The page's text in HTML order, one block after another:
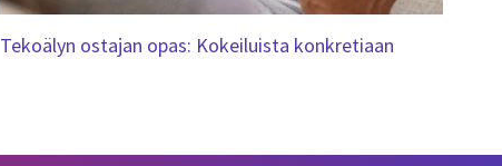
Tekoälyn ostajan opas: Kokeiluista konkretiaan